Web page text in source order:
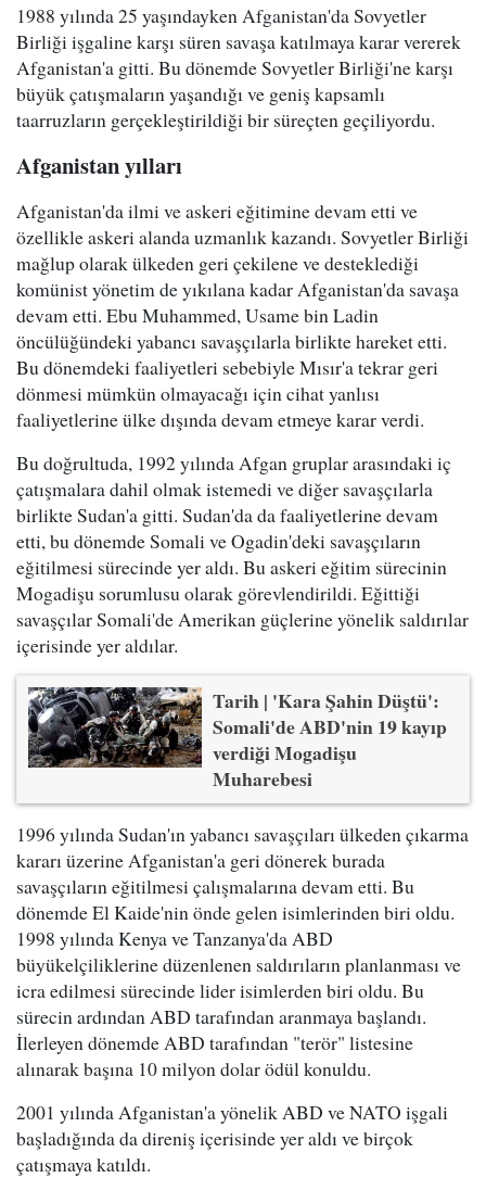
1988 yılında 25 yaşındayken Afganistan'da Sovyetler
Birliği işgaline karşı süren savaşa katılmaya karar vererek
Afganistan'a gitti. Bu dönemde Sovyetler Birliği'ne karşı
büyük çatışmaların yaşandığı ve geniş kapsamlı
taarruzların gerçekleştirildiği bir süreçten geçiliyordu.
Afganistan yılları
Afganistan'da ilmi ve askeri eğitimine devam etti ve
özellikle askeri alanda uzmanlık kazandı. Sovyetler Birliği
mağlup olarak ülkeden geri çekilene ve desteklediği
komünist yönetim de yıkılana kadar Afganistan'da savaşa
devam etti. Ebu Muhammed, Usame bin Ladin
öncülüğündeki yabancı savaşçılarla birlikte hareket etti.
Bu dönemdeki faaliyetleri sebebiyle Mısır'a tekrar geri
dönmesi mümkün olmayacağı için cihat yanlısı
faaliyetlerine ülke dışında devam etmeye karar verdi.
Bu doğrultuda, 1992 yılında Afgan gruplar arasındaki iç
çatışmalara dahil olmak istemedi ve diğer savaşçılarla
birlikte Sudan'a gitti. Sudan'da da faaliyetlerine devam
etti, bu dönemde Somali ve Ogadin'deki savaşçıların
eğitilmesi sürecinde yer aldı. Bu askeri eğitim sürecinin
Mogadişu sorumlusu olarak görevlendirildi. Eğittiği
savaşçılar Somali'de Amerikan güçlerine yönelik saldırılar
içerisinde yer aldılar.
Tarih | 'Kara Şahin Düştü':
Somali'de ABD'nin 19 kayıp
verdiği Mogadişu
Muharebesi
1996 yılında Sudan'ın yabancı savaşçıları ülkeden çıkarma
kararı üzerine Afganistan'a geri dönerek burada
savaşçıların eğitilmesi çalışmalarına devam etti. Bu
dönemde El Kaide'nin önde gelen isimlerinden biri oldu.
1998 yılında Kenya ve Tanzanya'da ABD
büyükelçiliklerine düzenlenen saldırıların planlanması ve
icra edilmesi sürecinde lider isimlerden biri oldu. Bu
sürecin ardından ABD tarafından aranmaya başlandı.
İlerleyen dönemde ABD tarafından "terör" listesine
alınarak başına 10 milyon dolar ödül konuldu.
2001 yılında Afganistan'a yönelik ABD ve NATO işgali
başladığında da direniş içerisinde yer aldı ve birçok
çatışmaya katıldı.